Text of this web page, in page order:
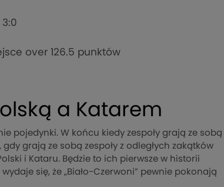
over 126.5 punktów
a Katarem
pojedynki. W końcu kiedy zespoły grają ze sobą
grają ze sobą zespoły z odległych zakątków
i Kataru. Będzie to ich pierwsze w historii
się, że „Biało-Czerwoni” pewnie pokonają